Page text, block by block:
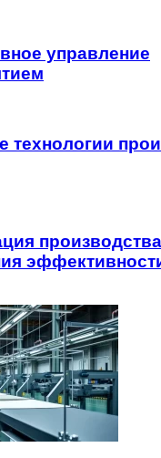
управление
технологии